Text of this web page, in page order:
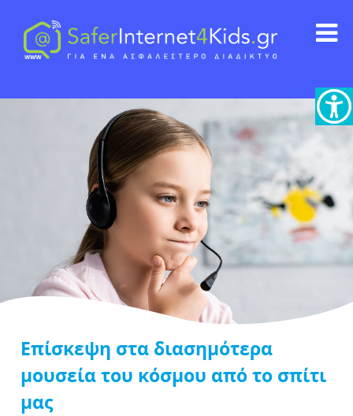
Επίσκεψη στα διασημότερα
μουσεία του κόσμου από το σπίτι
μας